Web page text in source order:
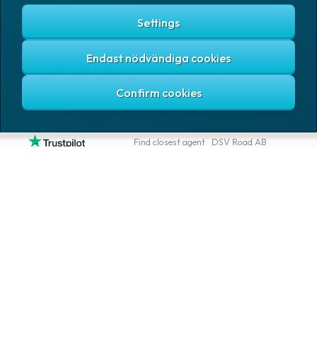
Send Packages &
Find closest agent
DSV Road AB
Settings
Endast nödvändiga cookies